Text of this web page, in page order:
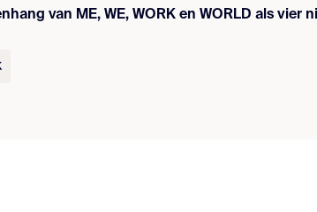
van ME, WE, WORK en WORLD als vier